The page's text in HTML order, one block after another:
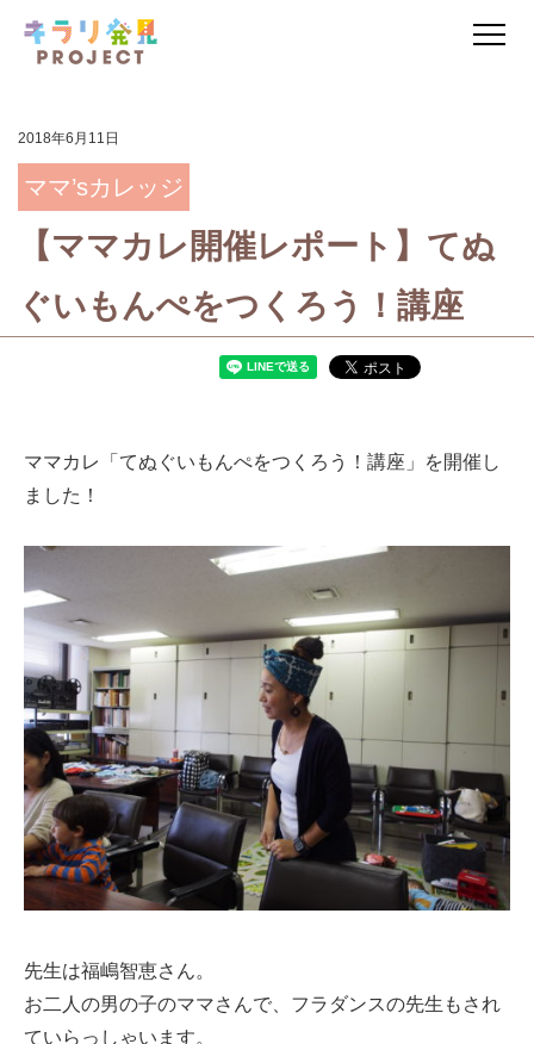
2018年6月11日
ママ’sカレッジ
【ママカレ開催レポート】てぬ
ぐいもんぺをつくろう！講座
ママカレ「てぬぐいもんぺをつくろう！講座」を開催し
ました！
先生は福嶋智恵さん。
お二人の男の子のママさんで、フラダンスの先生もされ
ていらっしゃいます。